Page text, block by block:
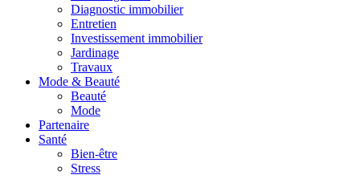
Diagnostic immobilier
Entretien
Investissement immobilier
Jardinage
Travaux
Mode & Beauté
Beauté
Mode
Partenaire
Santé
Bien-être
Stress